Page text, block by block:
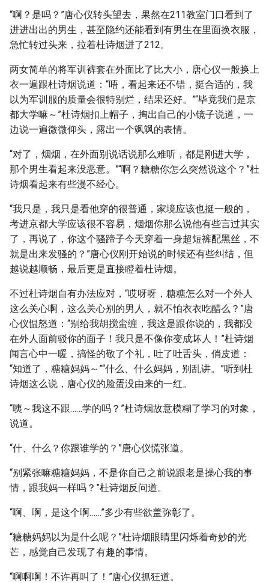
“啊？是吗？”唐心仪转头望去，果然在211教室门口看到了
进进出出的男生，甚至隐约还能看到有男生在里面换衣服，
急忙转过头来，拉着杜诗烟进了212。
两女简单的将军训裤套在外面比了比大小，唐心仪一般换上
衣一遍跟杜诗烟说道：“唔，看起来还不错，挺合适的，我
以为军训服的质量会很特别烂，结果还好。”“毕竟我们是京
都大学嘛～”杜诗烟扣上帽子，掏出自己的小镜子说道，一
边说一遍微微仰头，露出一个飒飒的表情。
“对了，烟烟，在外面别说话说那么难听，都是刚进大学，
那个男生看起来没恶意。”“啊？糖糖你怎么突然说这个？”杜
诗烟看起来有些漫不经心。
“我只是，我只是看他穿的很普通，家境应该也挺一般的，
考进京都大学应该很不容易，烟烟你那么说他有些言过其实
了，再说了，你这个骚蹄子今天穿着一身超短裤配黑丝，不
就是出来发骚的？”唐心仪刚开始说的时候还有些纠结，但
越说越顺畅，最后更是直接瞪着杜诗烟。
不过杜诗烟自有办法应对，“哎呀呀，糖糖怎么对一个外人
这么关心啊，这么关心别的男人，就不怕衣衣吃醋么？”唐
心仪愠怒道：“别给我胡搅蛮缠，我这是跟你说的，我都没
在外人面前驳你的面子！我只是不像你变成坏人！”杜诗烟
闻言心中一暖，搞怪的敬了个礼，吐了吐舌头，俏皮道：
“知道了，糖糖妈妈～”“什么、什么妈妈，别乱讲。”听到杜
诗烟这么说，唐心仪的脸蛋没由来的一红。
“咦～我这不跟……学的吗？”杜诗烟故意模糊了学习的对象，
说道。
“什、什么？你跟谁学的？”唐心仪慌张道。
“别紧张嘛糖糖妈妈，不是你自己之前说跟老是操心我的事
情，跟我妈一样吗？”杜诗烟反问道。
“啊、啊，是这个啊……”多少有些欲盖弥彰了。
“糖糖妈妈以为是什么呢？”杜诗烟眼睛里闪烁着奇妙的光
芒，感觉自己发现了有趣的事情。
“啊啊啊！不许再叫了！”唐心仪抓狂道。